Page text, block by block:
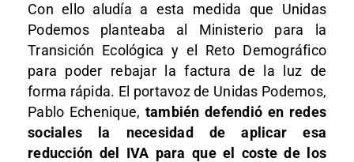
Con ello aludía a esta medida que Unidas
Podemos planteaba al Ministerio para la
Transición Ecológica y el Reto Demográfico
para poder rebajar la factura de la luz de
forma rápida. El portavoz de Unidas Podemos,
Pablo Echenique, también defendió en redes
sociales la necesidad de aplicar esa
reducción del IVA para que el coste de los